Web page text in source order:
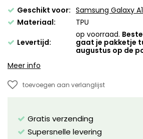
Geschikt voor: Samsung Galaxy
Materiaal:
TPU
Levertijd:
op voorraad.
gaat je pakketje
augustus op de
Meer info
toevoegen aan verlanglijst
Gratis verzending
Supersnelle levering